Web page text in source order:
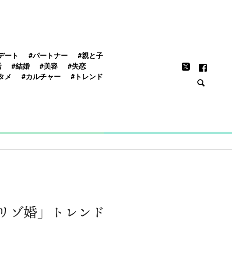
ート #パートナー
#親と子
#結婚 #美容
#失恋
メ #カルチャー #トレンド
ゾ婚」トレンド